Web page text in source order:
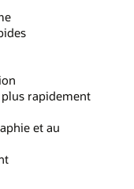
rapidement
et au